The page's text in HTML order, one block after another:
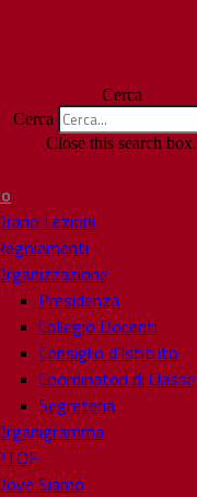
Cerca
Cerca
Close this search box.
Lezioni
Presidenza
Collegio Docenti
Consiglio d’Istituto
Coordinatori di Classe
Segreteria
Siamo